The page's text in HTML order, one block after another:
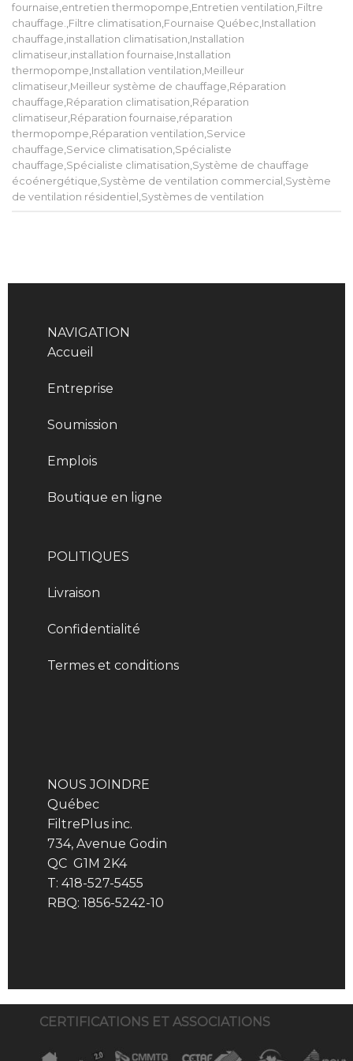
fournaise entretien thermopompe Entretien ventilation Filtre
chauffage. Filtre climatisation Fournaise Québec Installation
chauffage installation climatisation Installation
climatiseur installation fournaise Installation
thermopompe Installation ventilation Meilleur
climatiseur Meilleur système de chauffage Réparation
chauffage Réparation climatisation Réparation
climatiseur Réparation fournaise réparation
thermopompe Réparation ventilation Service
chauffage Service climatisation Spécialiste
chauffage Spécialiste climatisation Système de chauffage
écoénergétique Système de ventilation commercial Système
de ventilation résidentiel Systèmes de ventilation
NAVIGATION
Accueil
Entreprise
Soumission
Emplois
Boutique en ligne
POLITIQUES
Livraison
Confidentialité
Termes et conditions
NOUS JOINDRE
Québec
FiltrePlus inc.
734, Avenue Godin
QC G1M 2K4
T: 418-527-5455
RBQ: 1856-5242-10
CERTIFICATIONS ET ASSOCIATIONS